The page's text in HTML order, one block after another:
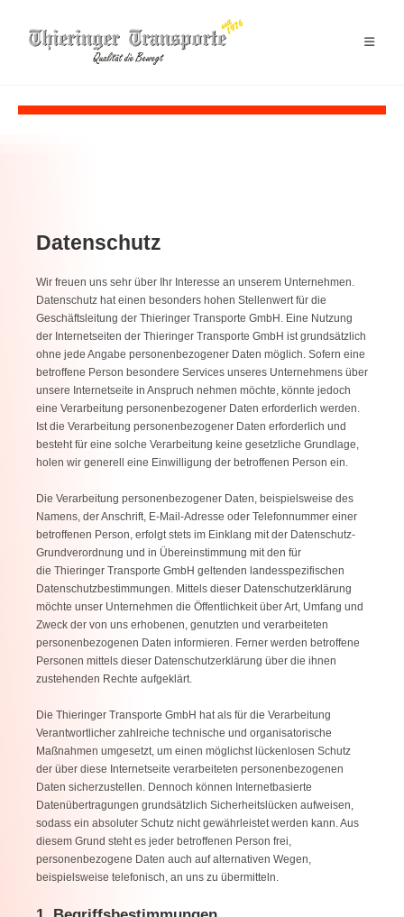
Datenschutz
Wir freuen uns sehr über Ihr Interesse an unserem Unternehmen.
Datenschutz hat einen besonders hohen Stellenwert für die
Geschäftsleitung der Thieringer Transporte GmbH. Eine Nutzung
der Internetseiten der Thieringer Transporte GmbH ist grundsätzlich
ohne jede Angabe personenbezogener Daten möglich. Sofern eine
betroffene Person besondere Services unseres Unternehmens über
unsere Internetseite in Anspruch nehmen möchte, könnte jedoch
eine Verarbeitung personenbezogener Daten erforderlich werden.
Ist die Verarbeitung personenbezogener Daten erforderlich und
besteht für eine solche Verarbeitung keine gesetzliche Grundlage,
holen wir generell eine Einwilligung der betroffenen Person ein.
Die Verarbeitung personenbezogener Daten, beispielsweise des
Namens, der Anschrift, E-Mail-Adresse oder Telefonnummer einer
betroffenen Person, erfolgt stets im Einklang mit der Datenschutz-
Grundverordnung und in Übereinstimmung mit den für
die Thieringer Transporte GmbH geltenden landesspezifischen
Datenschutzbestimmungen. Mittels dieser Datenschutzerklärung
möchte unser Unternehmen die Öffentlichkeit über Art, Umfang und
Zweck der von uns erhobenen, genutzten und verarbeiteten
personenbezogenen Daten informieren. Ferner werden betroffene
Personen mittels dieser Datenschutzerklärung über die ihnen
zustehenden Rechte aufgeklärt.
Die Thieringer Transporte GmbH hat als für die Verarbeitung
Verantwortlicher zahlreiche technische und organisatorische
Maßnahmen umgesetzt, um einen möglichst lückenlosen Schutz
der über diese Internetseite verarbeiteten personenbezogenen
Daten sicherzustellen. Dennoch können Internetbasierte
Datenübertragungen grundsätzlich Sicherheitslücken aufweisen,
sodass ein absoluter Schutz nicht gewährleistet werden kann. Aus
diesem Grund steht es jeder betroffenen Person frei,
personenbezogene Daten auch auf alternativen Wegen,
beispielsweise telefonisch, an uns zu übermitteln.